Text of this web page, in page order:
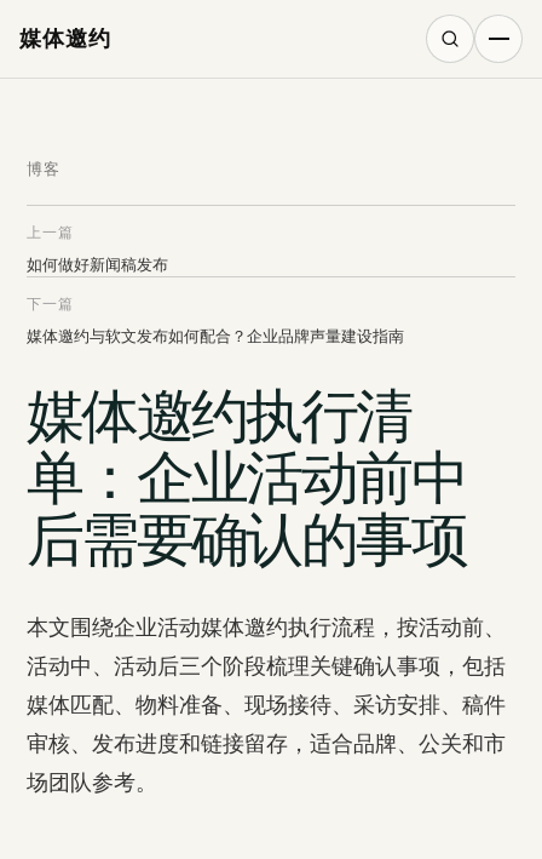
媒体邀约
博客
上一篇
如何做好新闻稿发布
下一篇
媒体邀约与软文发布如何配合？企业品牌声量建设指南
媒体邀约执行清
单：企业活动前中
后需要确认的事项
本文围绕企业活动媒体邀约执行流程，按活动前、
活动中、活动后三个阶段梳理关键确认事项，包括
媒体匹配、物料准备、现场接待、采访安排、稿件
审核、发布进度和链接留存，适合品牌、公关和市
场团队参考。